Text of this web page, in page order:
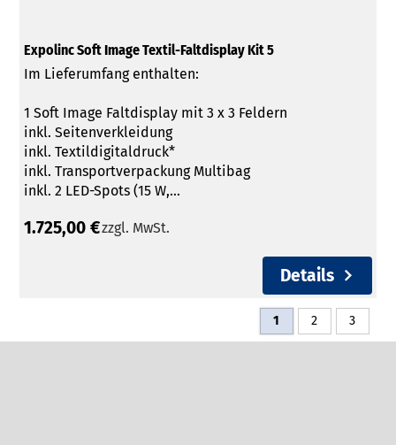
Expolinc Soft Image Textil-Faltdisplay Kit 5
Im Lieferumfang enthalten:
1 Soft Image Faltdisplay mit 3 x 3 Feldern
inkl. Seitenverkleidung
inkl. Textildigitaldruck*
inkl. Transportverpackung Multibag
inkl. 2 LED-Spots (15 W,...
1.725,00 €zzgl. MwSt.
Details
1 2 3